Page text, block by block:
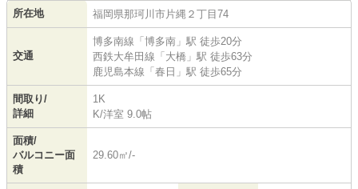
所在地 福岡県那珂川市片縄 ２丁目74
交通
博多南線 「 博多南 」駅 徒歩20分
西鉄大牟田線 「 大橋 」駅 徒歩63分
鹿児島本線 「 春日 」駅 徒歩65分
間取り/
詳細
1K
K/洋室 9.0帖
面積/
バルコニー面
積
29.60㎡/-